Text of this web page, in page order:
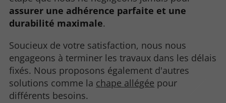
assurer une adhérence parfaite et une
durabilité maximale.
Soucieux de votre satisfaction, nous nous
engageons à terminer les travaux dans les délais
fixés. Nous proposons également d'autres
solutions comme la chape allégée pour
différents besoins.